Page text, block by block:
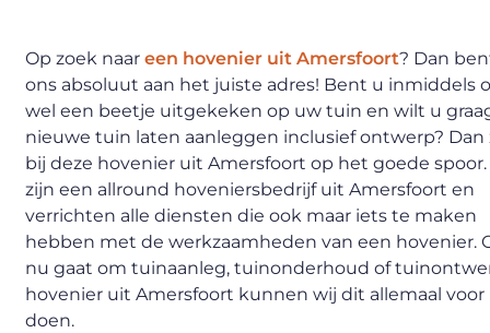
Op zoek naareen hovenier uit Amersfoort? Dan
ons absoluut aan het juiste adres! Bent u inmiddels
wel een beetje uitgekeken op uw tuin en wilt u
nieuwe tuin laten aanleggen inclusief ontwerp? Dan
bij deze hovenier uit Amersfoort op het goede
zijn een allround hoveniersbedrijf uit Amersfoort en
verrichten alle diensten die ook maar iets te maken
hebben met de werkzaamheden van een hovenier.
nu gaat om tuinaanleg, tuinonderhoud of
hovenier uit Amersfoort kunnen wij dit allemaal voor
doen.